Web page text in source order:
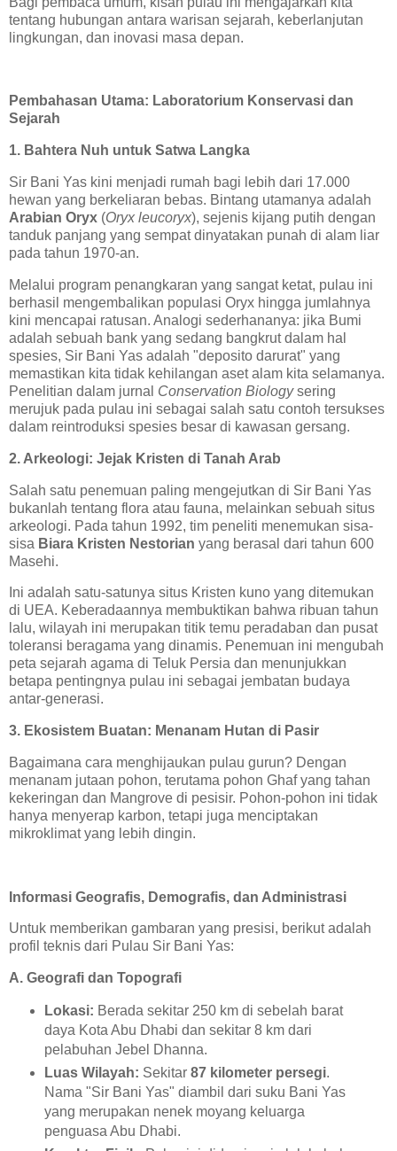
tentang hubungan antara warisan sejarah, keberlanjutan
lingkungan, dan inovasi masa depan.
Pembahasan Utama: Laboratorium Konservasi dan
Sejarah
1. Bahtera Nuh untuk Satwa Langka
Sir Bani Yas kini menjadi rumah bagi lebih dari 17.000
hewan yang berkeliaran bebas. Bintang utamanya adalah
Arabian Oryx (Oryx leucoryx), sejenis kijang putih dengan
tanduk panjang yang sempat dinyatakan punah di alam liar
pada tahun 1970-an.
Melalui program penangkaran yang sangat ketat, pulau ini
berhasil mengembalikan populasi Oryx hingga jumlahnya
kini mencapai ratusan. Analogi sederhananya: jika Bumi
adalah sebuah bank yang sedang bangkrut dalam hal
spesies, Sir Bani Yas adalah "deposito darurat" yang
memastikan kita tidak kehilangan aset alam kita selamanya.
Penelitian dalam jurnal Conservation Biologysering
merujuk pada pulau ini sebagai salah satu contoh tersukses
dalam reintroduksi spesies besar di kawasan gersang.
2. Arkeologi: Jejak Kristen di Tanah Arab
Salah satu penemuan paling mengejutkan di Sir Bani Yas
bukanlah tentang flora atau fauna, melainkan sebuah situs
arkeologi. Pada tahun 1992, tim peneliti menemukan sisa-
sisa Biara Kristen Nestorian yang berasal dari tahun 600
Masehi.
Ini adalah satu-satunya situs Kristen kuno yang ditemukan
di UEA. Keberadaannya membuktikan bahwa ribuan tahun
lalu, wilayah ini merupakan titik temu peradaban dan pusat
toleransi beragama yang dinamis. Penemuan ini mengubah
peta sejarah agama di Teluk Persia dan menunjukkan
betapa pentingnya pulau ini sebagai jembatan budaya
antar-generasi.
3. Ekosistem Buatan: Menanam Hutan di Pasir
Bagaimana cara menghijaukan pulau gurun? Dengan
menanam jutaan pohon, terutama pohon Ghaf yang tahan
kekeringan dan Mangrove di pesisir. Pohon-pohon ini tidak
hanya menyerap karbon, tetapi juga menciptakan
mikroklimat yang lebih dingin.
Informasi Geografis, Demografis, dan Administrasi
Untuk memberikan gambaran yang presisi, berikut adalah
profil teknis dari Pulau Sir Bani Yas:
A. Geografi dan Topografi
Lokasi: Berada sekitar 250 km di sebelah barat
daya Kota Abu Dhabi dan sekitar 8 km dari
pelabuhan Jebel Dhanna.
Luas Wilayah: Sekitar 87 kilometer persegi.
Nama "Sir Bani Yas" diambil dari suku Bani Yas
yang merupakan nenek moyang keluarga
penguasa Abu Dhabi.